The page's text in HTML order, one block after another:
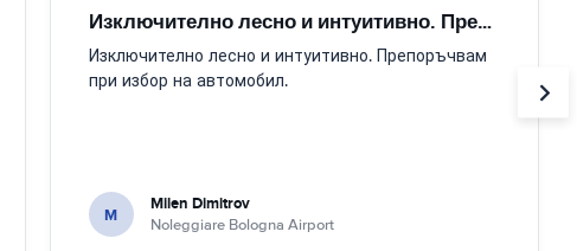
Изключително лесно и интуитивно. Препоръчвам
Изключително лесно и интуитивно. Препоръчвам
при избор на автомобил.
M Milen Dimitrov
Noleggiare Bologna Airport